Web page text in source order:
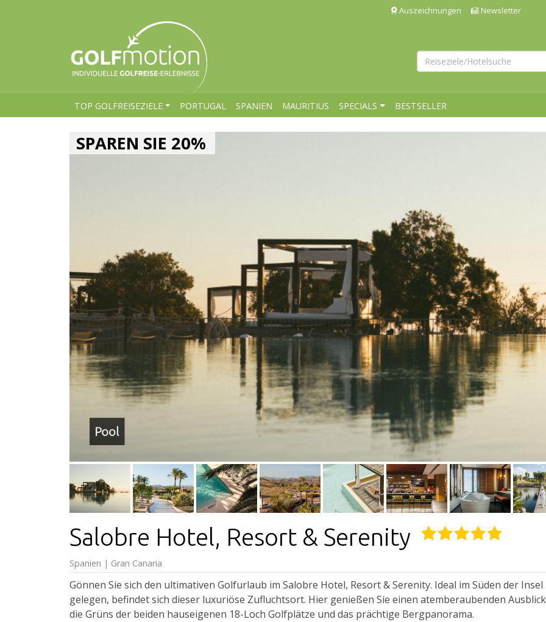
Auszeichnungen Newsletter
TOP GOLFREISEZIELE PORTUGAL SPANIEN MAURITIUS SPECIALS BESTSELLER
SPAREN SIE 20%
Pool
Salobre Hotel, Resort & Serenity
Spanien | Gran Canaria
Gönnen Sie sich den ultimativen Golfurlaub im Salobre Hotel, Resort & Serenity. Ideal im Süden der Insel
gelegen, befindet sich dieser luxuriöse Zufluchtsort. Hier genießen Sie einen atemberaubenden
die Grüns der beiden hauseigenen 18-Loch Golfplätze und das prächtige Bergpanorama.